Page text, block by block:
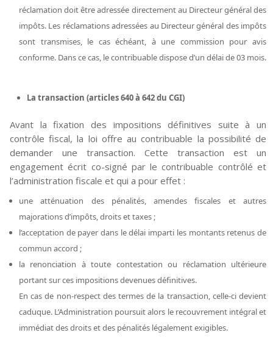
réclamation doit être adressée directement au Directeur général des
impôts. Les réclamations adressées au Directeur général des impôts
sont transmises, le cas échéant, à une commission pour avis
conforme. Dans ce cas, le contribuable dispose d’un délai de 03 mois.
La transaction (articles 640 à 642 du CGI)
Avant la fixation des impositions définitives suite à un
contrôle fiscal, la loi offre au contribuable la possibilité de
demander une transaction. Cette transaction est un
engagement écrit co-signé par le contribuable contrôlé et
l’administration fiscale et qui a pour effet :
une atténuation des pénalités, amendes fiscales et autres
majorations d’impôts, droits et taxes ;
l’acceptation de payer dans le délai imparti les montants retenus de
commun accord ;
la renonciation à toute contestation ou réclamation ultérieure
portant sur ces impositions devenues définitives.
En cas de non-respect des termes de la transaction, celle-ci devient
caduque. L’Administration poursuit alors le recouvrement intégral et
immédiat des droits et des pénalités légalement exigibles.